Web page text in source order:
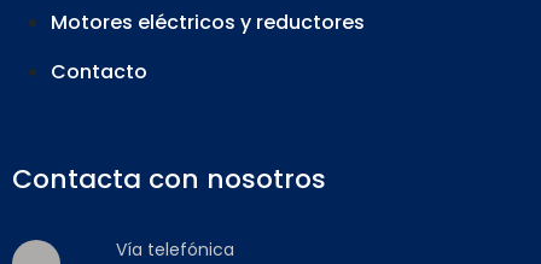
Motores eléctricos y reductores
Contacto
Contacta con nosotros
Vía telefónica